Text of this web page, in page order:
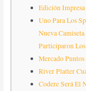
Edición Impresa
Uno Para Los
Nueva
Participaron
Mercado Puntos
River Platter
Codere Será El